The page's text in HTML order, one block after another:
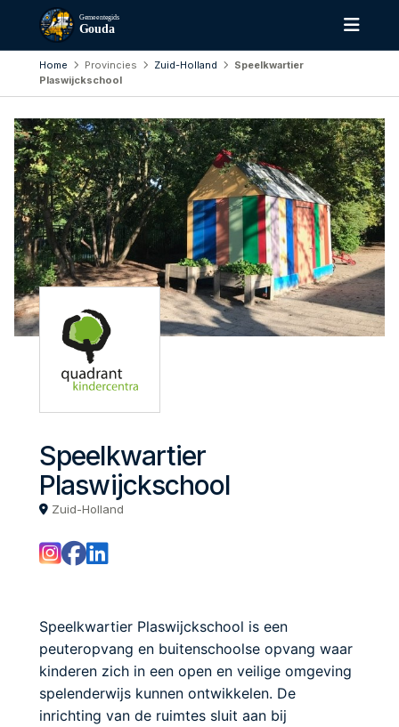
Gemeentegids
Gouda
Home Provincies Zuid-Holland
Speelkwartier
Plaswijckschool
Speelkwartier
Plaswijckschool
Zuid-Holland
Speelkwartier Plaswijckschool is een
peuteropvang en buitenschoolse opvang waar
kinderen zich in een open en veilige omgeving
spelenderwijs kunnen ontwikkelen. De
inrichting van de ruimtes sluit aan bij